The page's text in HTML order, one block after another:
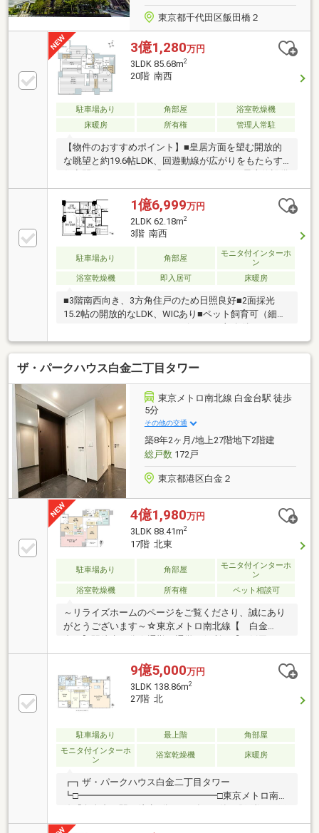
東京都千代田区飯田橋２
3億1,280万円
3LDK 85.68m2
20階 南西
駐車場あり 角部屋
浴室乾燥機
床暖房
所有権 管理人常駐
【物件のおすすめポイント】■皇居方面を望む開放的
な眺望と約19.6帖LDK、回遊動線が広がりをもたらす
を採用した設備仕様■2026年3月9日室内リフォーム実
施。水回り・内装を一新し、設備更新と内装刷新を行
った住戸■24時間有人管理とトリプルセキュリティを
備えた管理体制【周辺環境のおすすめポイント】■東
段下」駅徒歩6分、JR総武線「水道橋」駅徒歩6分の3
駅3路線利用可能な立地■アイガーデンテラスまで徒歩
5分お気軽にお問い合わせください。
1億6,999万円
2LDK 62.18m2
3階 南西
駐車場あり 角部屋
モニタ付インターホ
ン
浴室乾燥機
即入居可 床暖房
■3階南西向き、3方角住戸のため日照良好■2面採光
15.2帖の開放的なLDK、WICあり■ペット飼育可（細則
プルセキュリティシステム、24時間有人管理■5駅複数
路線利用可■リノベーション内容（2026年1月完了）：
全居室クロス・フローリング張替え、建具・下足入交
換、設備交換（キッチン、UB、洗面台、トイレ、給湯
器、床暖房）◆◇◇◆◇◇◆◇◇◆ご内覧のご予
約、内装リフォームの詳細やお引渡し時期等、物件に
ついてお気軽にお問い合わせください。◎「見学予
約」or「資料請求」ボタンより◎お電話：0120-259-
422
ザ・パークハウス白金二丁目タワー
東京メトロ南北線 白金台駅 徒歩
5分
その他の交通
築8年2ヶ月/地上27階地下2階建
総戸数172戸
東京都港区白金２
4億1,980万円
3LDK 88.41m2
17階 北東
駐車場あり 角部屋
モニタ付インターホ
ン
浴室乾燥機
所有権 ペット相談可
～リライズホームのページをご覧くださり、誠にあり
がとうございます～☆東京メトロ南北線【 白金
台 】駅徒歩５分☆通勤、通学に便利な【 飯田
橋 】駅まで乗り換えなしで1本のアクセス
◎【Planning Point】◆生活の質を高める設備・仕様◆
なかなか出ない角部屋♪活音も気になりにくいですね
◆家事効率の良い【３LDK】の間取りです◆ペット可
◎大事な家族の一員とも一緒に暮らせます◆目の届き
歩7分◇ファミリーマート…徒歩7分『 詳しい資料の
ご請求 』のみでも大歓迎です！ご見学のご希望な
ど、ぜひお気軽にお問い合わせください♪
9億5,000万円
3LDK 138.86m2
27階 北
駐車場あり 最上階
角部屋
モニタ付インターホ
ン
浴室乾燥機 床暖房
┏┓ザ・パークハウス白金二丁目タワー
┗□━━━━━━━━━━━━━━━□東京メトロ南北
線『白金台』駅 徒歩5分□2018年7月築□総戸数172戸
□コンシェルジュサービスあり□各階ゴミ置き場あり